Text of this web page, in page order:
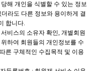
해 개인을 식별할 수 있는 정보
라도 다른 정보와 용이하게 결
합니다.
비스의 소유자 확인, 개별회원
위하여 회원들의 개인정보를 수
른 구체적인 수집목적 및 이용